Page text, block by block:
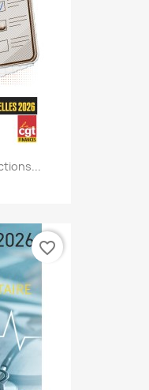
favorite_border